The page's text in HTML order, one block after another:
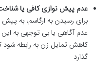
عدم پیش نوازی کافی یا
برای رسیدن به ارگاسم، به پیش
عدم آگاهی یا بی توجهی به این
کاهش تمایل زن به رابطه شود
گذارد.